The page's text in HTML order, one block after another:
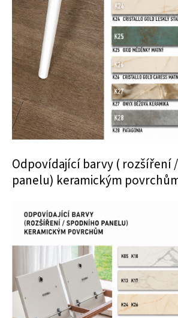
Odpovídající barvy ( rozšíření
panelu) keramickým